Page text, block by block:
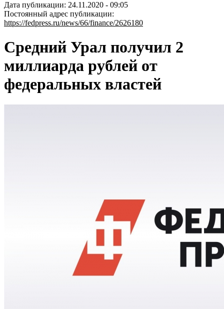
Дата публикации: 24.11.2020 - 09:05
Постоянный адрес публикации:
https://fedpress.ru/news/66/finance/2626180
Средний Урал получил 2
миллиарда рублей от
федеральных властей